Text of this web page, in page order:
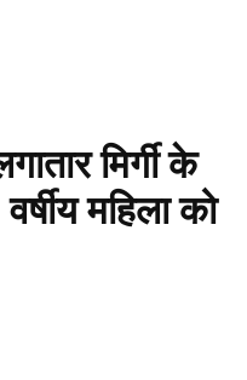
मिर्गी के
महिला को